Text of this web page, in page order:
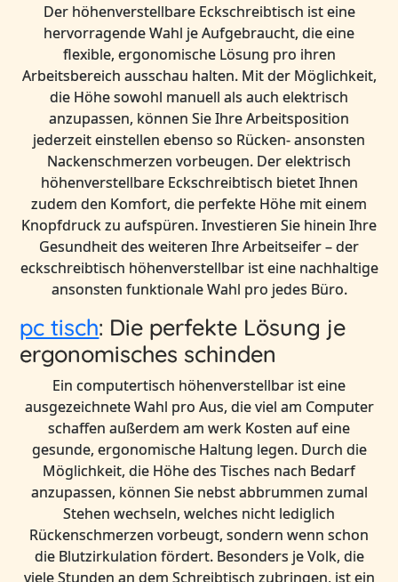
Der höhenverstellbare Eckschreibtisch ist eine
hervorragende Wahl je Aufgebraucht, die eine
flexible, ergonomische Lösung pro ihren
Arbeitsbereich ausschau halten. Mit der Möglichkeit,
die Höhe sowohl manuell als auch elektrisch
anzupassen, können Sie Ihre Arbeitsposition
jederzeit einstellen ebenso so Rücken- ansonsten
Nackenschmerzen vorbeugen. Der elektrisch
höhenverstellbare Eckschreibtisch bietet Ihnen
zudem den Komfort, die perfekte Höhe mit einem
Knopfdruck zu aufspüren. Investieren Sie hinein Ihre
Gesundheit des weiteren Ihre Arbeitseifer – der
eckschreibtisch höhenverstellbar ist eine nachhaltige
ansonsten funktionale Wahl pro jedes Büro.
pc tisch: Die perfekte Lösung je
ergonomisches schinden
Ein computertisch höhenverstellbar ist eine
ausgezeichnete Wahl pro Aus, die viel am Computer
schaffen außerdem am werk Kosten auf eine
gesunde, ergonomische Haltung legen. Durch die
Möglichkeit, die Höhe des Tisches nach Bedarf
anzupassen, können Sie nebst abbrummen zumal
Stehen wechseln, welches nicht lediglich
Rückenschmerzen vorbeugt, sondern wenn schon
die Blutzirkulation fördert. Besonders je Volk, die
viele Stunden an dem Schreibtisch zubringen, ist ein